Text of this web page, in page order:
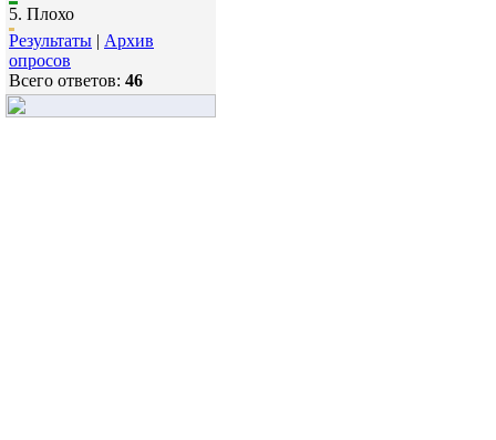
5. Плохо
Результаты | Архив
опросов
Всего ответов: 46